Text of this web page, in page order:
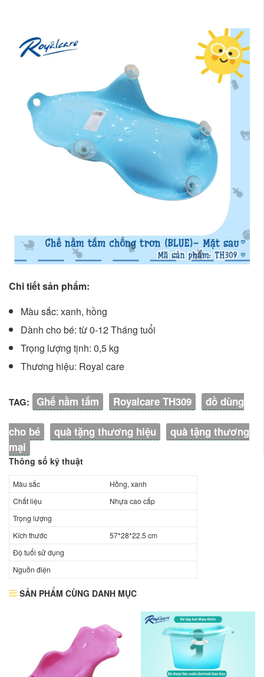
Chi tiết sản phẩm:
Màu sắc: xanh, hồng
Dành cho bé: từ 0-12 Tháng tuổi
Trọng lượng tịnh: 0,5 kg
Thương hiệu: Royal care
TAG: Ghế nằm tắm Royalcare TH309 đồ dùng
cho bé quà tặng thương hiệu
quà tặng thương
mại
Thông số kỹ thuật
Màu sắc
Hồng, xanh
Chất liệu
Nhựa cao cấp
Trọng lượng
Kích thước
57*28*22.5 cm
Độ tuổi sử dụng
Nguồn điện
SẢN PHẨM CÙNG DANH MỤC